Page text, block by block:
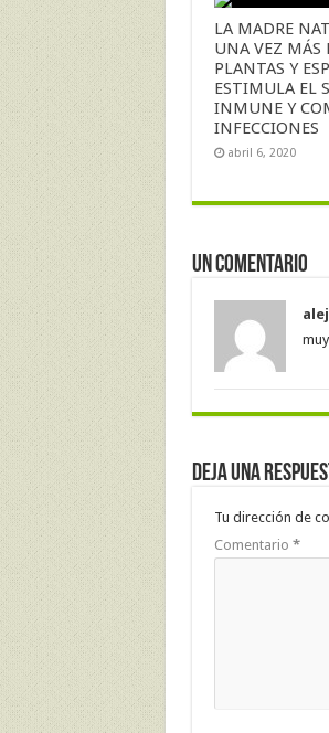
LA MADRE
UNA VEZ MÁS
PLANTAS Y
ESTIMULA EL
INMUNE Y
INFECCIONES
abril 6, 2020
Un comentario
Deja una
Tu dirección de
Comentario *